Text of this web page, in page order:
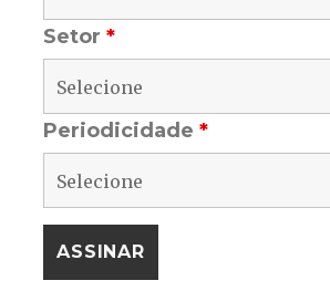
Setor*
Periodicidade*